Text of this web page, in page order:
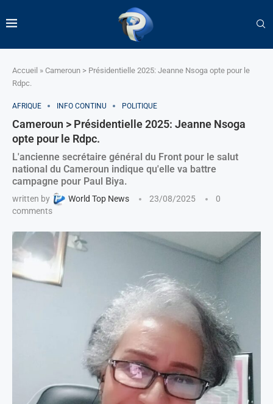
Accueil » Cameroun > Présidentielle 2025: Jeanne Nsoga opte pour le
Rdpc.
AFRIQUE INFO CONTINU POLITIQUE
Cameroun > Présidentielle 2025: Jeanne Nsoga
opte pour le Rdpc.
L'ancienne secrétaire général du Front pour le salut
national du Cameroun indique qu'elle va battre
campagne pour Paul Biya.
written by World Top News 23/08/2025
0
comments